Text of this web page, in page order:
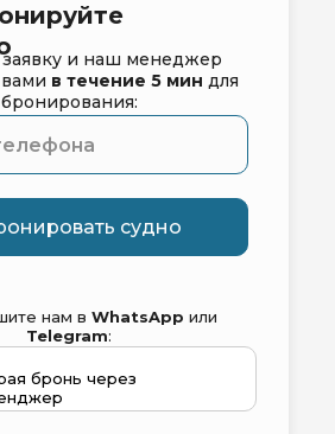
судно
заявку и наш менеджер
в течение 5 мин для
бронирования:
нам в WhatsApp или
Telegram:
бронь через